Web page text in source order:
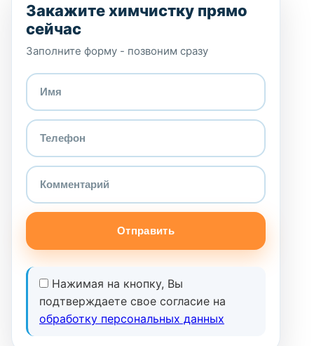
Закажите химчистку прямо
сейчас
Заполните форму - позвоним сразу
Отправить
Нажимая на кнопку, Вы
подтверждаете свое согласие на
обработку персональных данных